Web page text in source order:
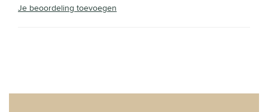
Je beoordeling toevoegen